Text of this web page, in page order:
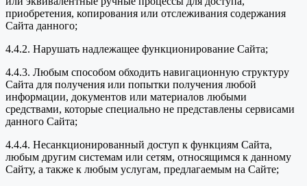
приобретения, копирования или отслеживания содержания
Сайта данного;
4.4.2. Нарушать надлежащее функционирование Сайта;
4.4.3. Любым способом обходить навигационную структуру
Сайта для получения или попытки получения любой
информации, документов или материалов любыми
средствами, которые специально не представлены сервисами
данного Сайта;
4.4.4. Несанкционированный доступ к функциям Сайта,
любым другим системам или сетям, относящимся к данному
Сайту, а также к любым услугам, предлагаемым на Сайте;